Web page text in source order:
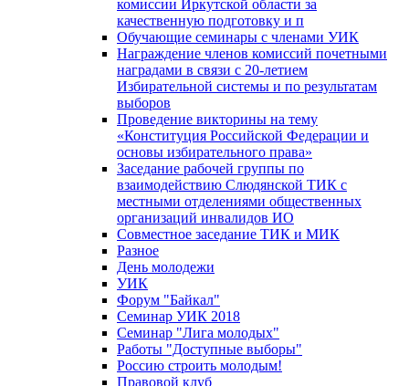
комиссии Иркутской области за
качественную подготовку и п
Обучающие семинары с членами УИК
Награждение членов комиссий почетными
наградами в связи с 20-летием
Избирательной системы и по результатам
выборов
Проведение викторины на тему
«Конституция Российской Федерации и
основы избирательного права»
Заседание рабочей группы по
взаимодействию Слюдянской ТИК с
местными отделениями общественных
организаций инвалидов ИО
Совместное заседание ТИК и МИК
Разное
День молодежи
УИК
Форум "Байкал"
Семинар УИК 2018
Семинар "Лига молодых"
Работы "Доступные выборы"
Россию строить молодым!
Правовой клуб